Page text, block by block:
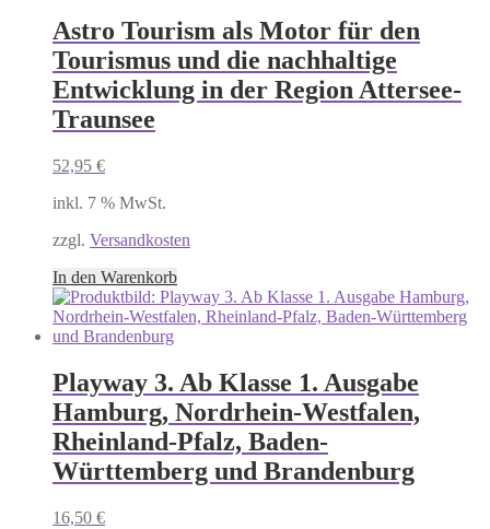
Astro Tourism als Motor für den
Tourismus und die nachhaltige
Entwicklung in der Region Attersee-
Traunsee
52,95 €
inkl. 7 % MwSt.
zzgl. Versandkosten
In den Warenkorb
Playway 3. Ab Klasse 1. Ausgabe
Hamburg, Nordrhein-Westfalen,
Rheinland-Pfalz, Baden-
Württemberg und Brandenburg
16,50 €